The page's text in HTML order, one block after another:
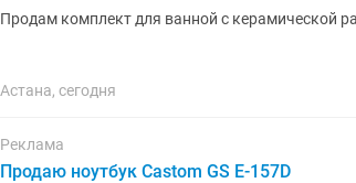
Продам комплект для ванной с керамической
Астана, сегодня
Реклама
Продаю ноутбук Castom GS E-157D